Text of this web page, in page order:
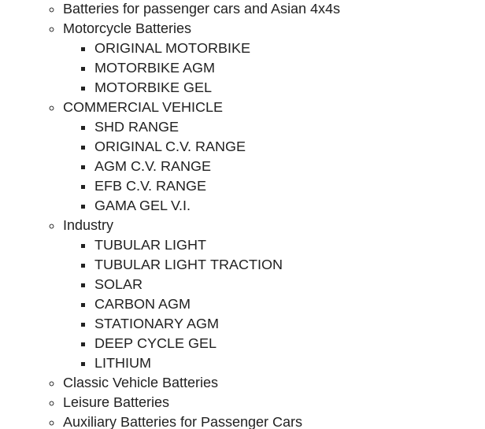
Batteries for passenger cars and Asian 4x4s
Motorcycle Batteries
ORIGINAL MOTORBIKE
MOTORBIKE AGM
MOTORBIKE GEL
COMMERCIAL VEHICLE
SHD RANGE
ORIGINAL C.V. RANGE
AGM C.V. RANGE
EFB C.V. RANGE
GAMA GEL V.I.
Industry
TUBULAR LIGHT
TUBULAR LIGHT TRACTION
SOLAR
CARBON AGM
STATIONARY AGM
DEEP CYCLE GEL
LITHIUM
Classic Vehicle Batteries
Leisure Batteries
Auxiliary Batteries for Passenger Cars